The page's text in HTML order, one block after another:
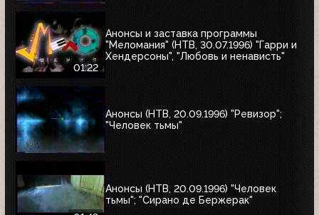
01:22
Анонсы и заставка программы
"Меломания" (НТВ, 30.07.1996) "Гарри и
Хендерсоны", "Любовь и ненависть"
Анонсы (НТВ, 20.09.1996) "Ревизор";
"Человек тьмы"
Анонсы (НТВ, 20.09.1996) "Человек
тьмы"; "Сирано де Бержерак"